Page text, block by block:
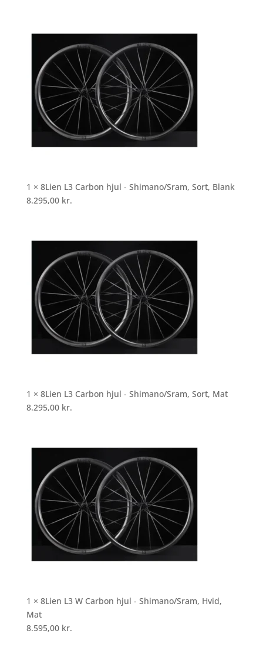
1 × 8Lien L3 Carbon hjul - Shimano/Sram, Sort, Blank
8.295,00 kr.
1 × 8Lien L3 Carbon hjul - Shimano/Sram, Sort, Mat
8.295,00 kr.
1 × 8Lien L3 W Carbon hjul - Shimano/Sram, Hvid,
Mat
8.595,00 kr.